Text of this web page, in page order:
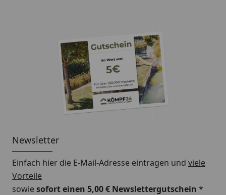
Empfohlene Pumpenleistung:
6000-12000 l/h
0,8 bar / 4,6 - 9 m³/h
Newsletter
Einfach hier die E-Mail-Adresse eintragen und viele
Vorteile
sowiesofort einen 5,00 € Newslettergutschein *